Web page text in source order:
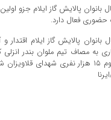
پالایش گاز ایلام جزو
حضوری فعال دارد.
بانوان پالایش گاز ایلام اقتدار
جاری به مصاف تیم ملوان بندر
قهرمانی است در استادیوم ۱۵ هزار نفری